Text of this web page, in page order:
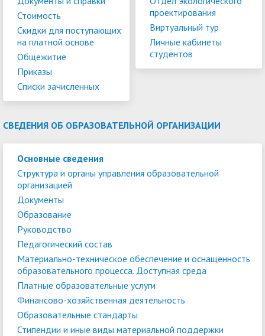
Стоимость
Скидки для поступающих
на платной основе
Общежитие
Приказы
Списки зачисленных
проектирования
Виртуальный тур
Личные кабинеты
студентов
СВЕДЕНИЯ ОБ ОБРАЗОВАТЕЛЬНОЙ ОРГАНИЗАЦИИ
Основные сведения
Структура и органы управления образовательной
организацией
Документы
Образование
Руководство
Педагогический состав
Материально-техническое обеспечение и оснащенность
образовательного процесса. Доступная среда
Платные образовательные услуги
Финансово-хозяйственная деятельность
Образовательные стандарты
Стипендии и иные виды материальной поддержки